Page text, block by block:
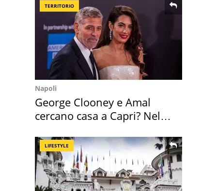
TERRITORIO
Napoli
George Clooney e Amal
cercano casa a Capri? Nel
LIFESTYLE